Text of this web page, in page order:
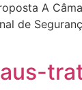
A
de